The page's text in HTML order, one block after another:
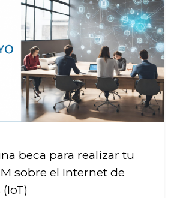
beca para realizar tu
sobre el Internet de